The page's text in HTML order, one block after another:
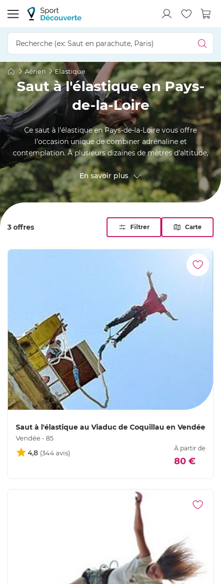
Aérien Elastique
Saut à l'élastique en Pays-
de-la-Loire
Ce saut à l'élastique en Pays-de-la-Loire vous offre
l'occasion unique de combiner adrénaline et
contemplation. À plusieurs dizaines de mètres d'altitude,
sur un pont ou un viaduc, vous bénéficiez d'une vue inédite
sur les paysages de Nantes, Le Mans, Cholet ou Angers... Un
doux moment avant de réaliser un saut de bungee jumping
riche en sensations fortes ! Amoureux et amoureuses
pour un saut à l'élastique inoubliable !
En savoir plus
3 offres Filtrer Carte
Saut à l'élastique au Viaduc de Coquillau en Vendée
Vendée - 85
4,8
À partir de
80 €